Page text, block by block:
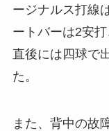
ージナルス打線
ートバーは2安
直後には四球で
た。
また、背中の故